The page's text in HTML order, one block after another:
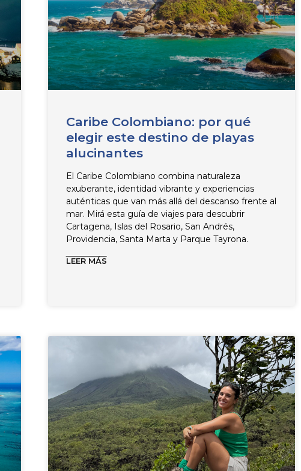
Caribe Colombiano: por qué
elegir este destino de playas
alucinantes
El Caribe Colombiano combina naturaleza
exuberante, identidad vibrante y experiencias
auténticas que van más allá del descanso frente al
mar. Mirá esta guía de viajes para descubrir
Cartagena, Islas del Rosario, San Andrés,
Providencia, Santa Marta y Parque Tayrona.
LEER MÁS